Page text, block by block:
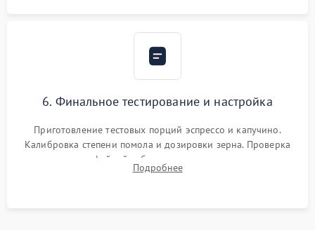
6. Финальное тестирование и настройка
Приготовление тестовых порций эспрессо и капучино.
Калибровка степени помола и дозировки зерна. Проверка
плотности кофейной таблетки, температуры напитка и
качества молочной пены. Контроль отсутствия посторонних
Подробнее